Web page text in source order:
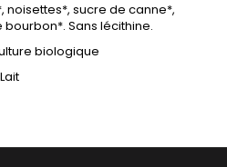
noisettes*, sucre de canne*,
Sans lécithine.
biologique